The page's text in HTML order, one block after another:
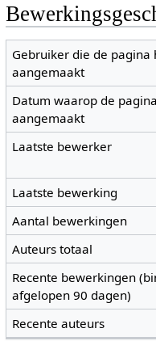
Gebruiker die de pagina
aangemaakt
Datum waarop de
aangemaakt
Laatste bewerker
Laatste bewerking
Aantal bewerkingen
Auteurs totaal
Recente bewerkingen
afgelopen 90 dagen)
Recente auteurs